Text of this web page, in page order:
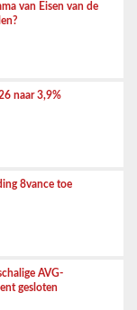
van Eisen van de
naar 3,9%
8vance toe
AVG-
gesloten